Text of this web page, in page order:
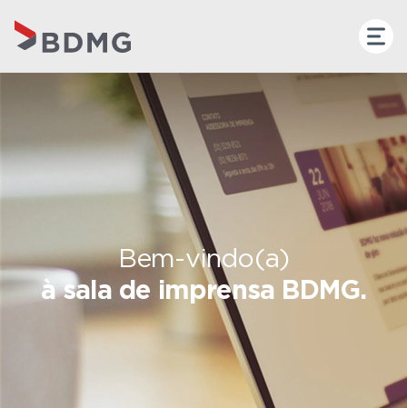
Bem-vindo(a)
à sala de imprensa BDMG.